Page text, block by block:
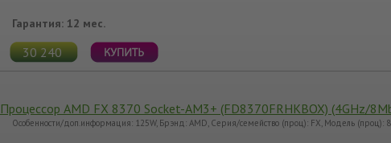
Гарантия: 12 мес.
30 240
Процессор AMD FX 8370 Socket-AM3+ (FD8370FRHKBOX) (4GHz/
Особенности/доп.информация: 125W, Брэнд: AMD, Серия/семейство (проц): FX, Модель (проц):